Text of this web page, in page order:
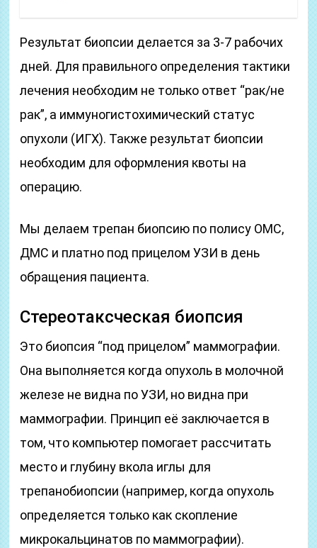
Результат биопсии делается за 3-7 рабочих
дней. Для правильного определения тактики
лечения необходим не только ответ “рак/не
рак”, а иммуногистохимический статус
опухоли (ИГХ). Также результат биопсии
необходим для оформления квоты на
операцию.
Мы делаем трепан биопсию по полису ОМС,
ДМС и платно под прицелом УЗИ в день
обращения пациента.
Стереотаксческая биопсия
Это биопсия “под прицелом” маммографии.
Она выполняется когда опухоль в молочной
железе не видна по УЗИ, но видна при
маммографии. Принцип её заключается в
том, что компьютер помогает рассчитать
место и глубину вкола иглы для
трепанобиопсии (например, когда опухоль
определяется только как скопление
микрокальцинатов по маммографии).